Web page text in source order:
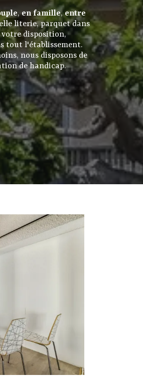
,en famille,entre
literie, parquet dans
votre disposition,
tout l'établissement.
nous disposons de
de handicap.